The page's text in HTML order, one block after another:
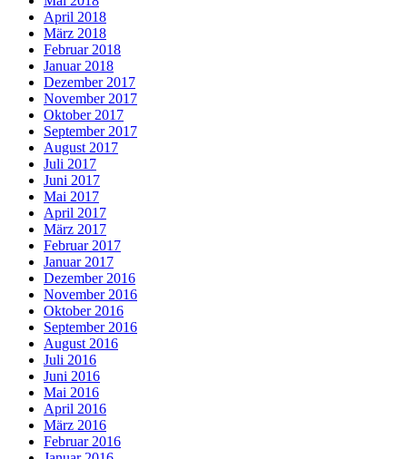
April 2018
März 2018
Februar 2018
Januar 2018
Dezember 2017
November 2017
Oktober 2017
September 2017
August 2017
Juli 2017
Juni 2017
Mai 2017
April 2017
März 2017
Februar 2017
Januar 2017
Dezember 2016
November 2016
Oktober 2016
September 2016
August 2016
Juli 2016
Juni 2016
Mai 2016
April 2016
März 2016
Februar 2016